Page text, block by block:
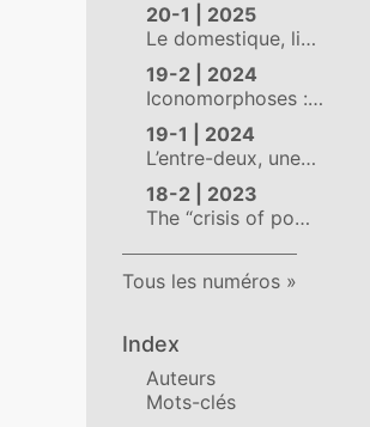
20-1 | 2025
Le domestique, li…
19-2 | 2024
Iconomorphoses :…
19-1 | 2024
L’entre-deux, une…
18-2 | 2023
The “crisis of po…
Tous les numéros
Index
Auteurs
Mots-clés